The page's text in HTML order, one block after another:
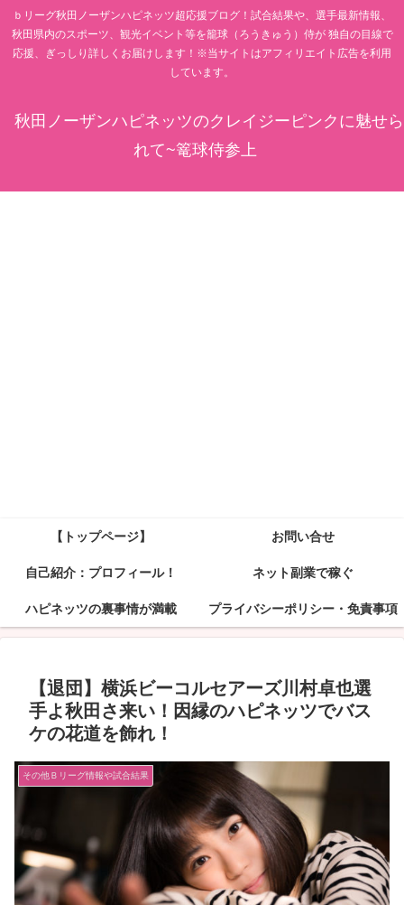
ｂリーグ秋田ノーザンハピネッツ超応援ブログ！試合結果や、選手最新情報、
秋田県内のスポーツ、観光イベント等を籠球（ろうきゅう）侍が 独自の目線で
応援、ぎっしり詳しくお届けします！※当サイトはアフィリエイト広告を利用
しています。
秋田ノーザンハピネッツのクレイジーピンクに魅せら
れて~篭球侍参上
【トップページ】 お問い合せ
自己紹介：プロフィール！ ネット副業で稼ぐ
ハピネッツの裏事情が満載 プライバシーポリシー・免責事項
【退団】横浜ビーコルセアーズ川村卓也選
手よ秋田さ来い！因縁のハピネッツでバス
ケの花道を飾れ！
その他Ｂリーグ情報や試合結果